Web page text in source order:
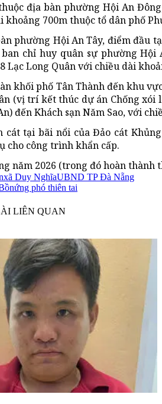
địa bàn phường Hội An
khoảng 700m thuộc tổ dân phố
phường Hội An Tây, điểm
chỉ huy quân sự phường
Lạc Long Quân với chiều dài
khối phố Tân Thành đến khu
(vị trí kết thúc dự án Chống
đến Khách sạn Năm Sao, với
cát tại bãi nổi của Đảo cát
cho công trình khẩn cấp.
năm 2026 (trong đó hoàn
xã Duy NghĩaUBND TP Đà Nẵng
ứng phó thiên tai
LIÊN QUAN